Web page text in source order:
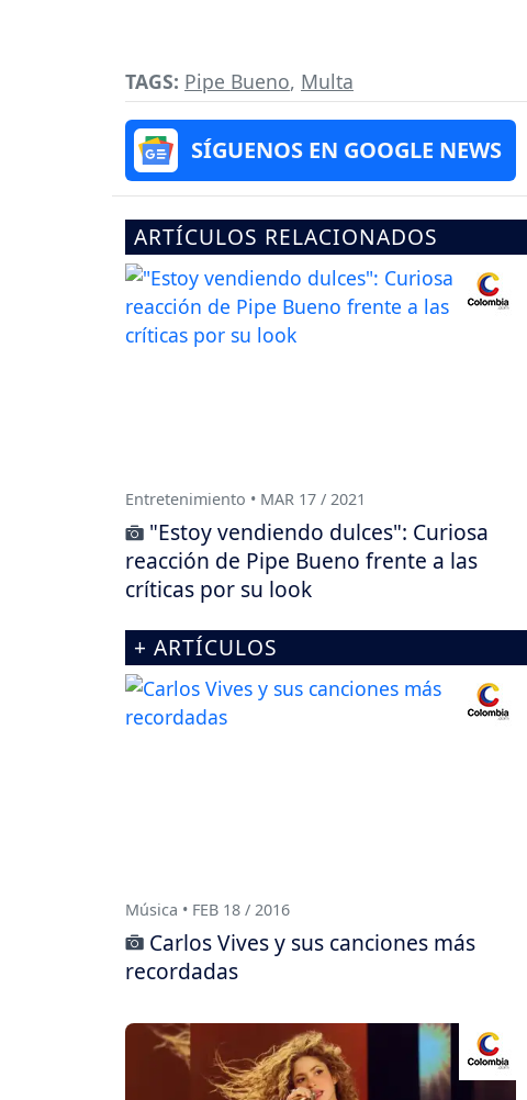
TAGS: Pipe Bueno, Multa
SÍGUENOS EN GOOGLE NEWS
ARTÍCULOS RELACIONADOS
Entretenimiento • MAR 17 / 2021
"Estoy vendiendo dulces": Curiosa
reacción de Pipe Bueno frente a las
críticas por su look
+ ARTÍCULOS
Música • FEB 18 / 2016
Carlos Vives y sus canciones más
recordadas